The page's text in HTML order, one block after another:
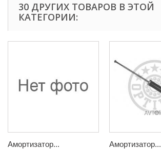
30 ДРУГИХ ТОВАРОВ В ЭТОЙ
КАТЕГОРИИ:
Амортизатор... Амортизатор...